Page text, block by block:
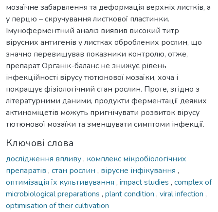
мозаїчне забарвлення та деформація верхніх листків, а
у перцю – скручування листкової пластинки.
Імуноферментний аналіз виявив високий титр
вірусних антигенів у листках оброблених рослин, що
значно перевищував показники контролю, отже,
препарат Органік-баланс не знижує рівень
інфекційності вірусу тютюнової мозаїки, хоча і
покращує фізіологічний стан рослин. Проте, згідно з
літературними даними, продукти ферментації деяких
актиноміцетів можуть пригнічувати розвиток вірусу
тютюнової мозаїки та зменшувати симптоми інфекції.
Ключові слова
дослідження впливу, комплекс мікробіологічних
препаратів , стан рослин , вірусне інфікування ,
оптимізація їх культивування , impact studies , complex of
microbiological preparations , plant condition , viral infection ,
optimisation of their cultivation